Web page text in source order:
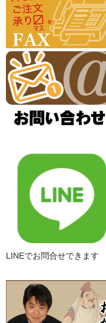
LINEでお問合せできます